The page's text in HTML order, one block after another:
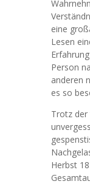
eine
Lesen
Person
anderen
es so
Trotz der
Herbst